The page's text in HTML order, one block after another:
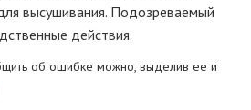
высушивания. Подозреваемый
действия.
об ошибке можно, выделив ее и